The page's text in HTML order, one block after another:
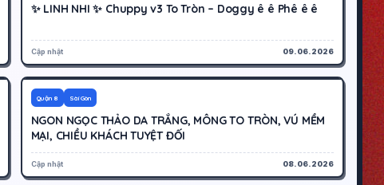
✨ LINH NHI ✨ Chuppy v3 To Tròn – Doggy ê ê Phê ê ê
Cập nhật 09.06.2026
200K
Quận 8 Sài Gòn
NGON NGỌC THẢO DA TRẮNG, MÔNG TO TRÒN, VÚ MỀM
MẠI, CHIỀU KHÁCH TUYỆT ĐỐI
Cập nhật 08.06.2026